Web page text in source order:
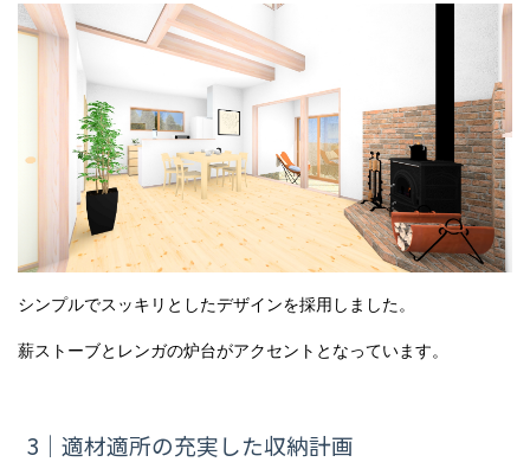
シンプルでスッキリとしたデザインを採用しました。
薪ストーブとレンガの炉台がアクセントとなっています。
3｜適材適所の充実した収納計画